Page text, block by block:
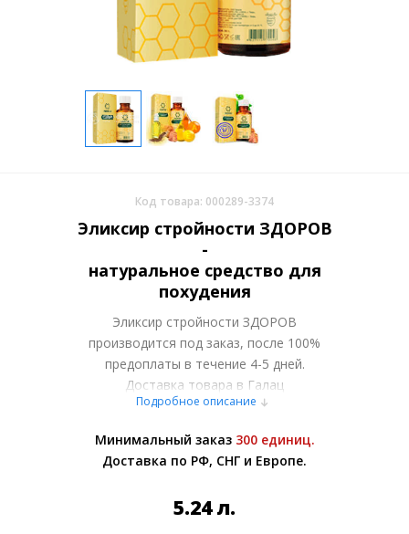
Код товара: 000289-3374
Эликсир стройности ЗДОРОВ
-
натуральное средство для
похудения
Эликсир стройности ЗДОРОВ
производится под заказ, после 100%
предоплаты в течение 4-5 дней.
Доставка товара в Галац
осуществляется курьерскими службами
Более подробно при обсуждении заказа с
менеджером.
сайте представлены по курсу ЦБ РФ на
Подробное описание
Минимальный заказ 300 единиц.
Доставка по РФ, СНГ и Европе.
5.24л.